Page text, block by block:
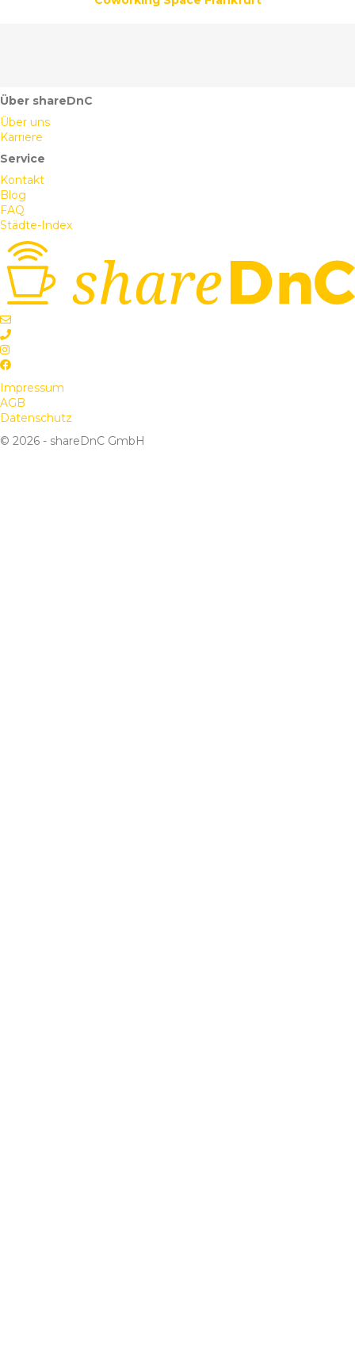
Über shareDnC
Über uns
Karriere
Service
Kontakt
Blog
FAQ
Städte-Index
Impressum
AGB
Datenschutz
© 2026 - shareDnC GmbH